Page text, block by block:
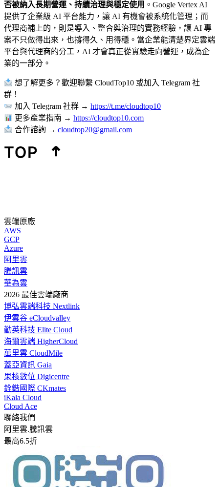
否被納入長期營運、持續治理與穩定使用 。Google Vertex AI
提供了企業級 AI 平台能力，讓 AI 有機會被系統化管理；而
代理商補上的，則是導入、整合與治理的實務經驗，讓 AI 專
案不只做得出來，也撐得久、用得穩。當企業能清楚界定雲端
平台與代理商的分工，AI 才會真正從實驗走向營運，成為企
業的一部分。
想了解更多？歡迎聯繫 CloudTop10 或加入 Telegram 社
群！
加入 Telegram 社群 →https://t.me/cloudtop10
更多產業指南 →https://cloudtop10.com
合作諮詢 →cloudtop20@gmail.com
雲端原廠
AWS
GCP
Azure
阿里雲
騰訊雲
華為雲
2026 最佳雲端廠商
博弘雲端科技 Nextlink
伊雲谷 eCloudvalley
勤英科技 Elite Cloud
海爾雲端 HigherCloud
萬里雲 CloudMile
蓋亞資訊 Gaia
果核數位 Digicentre
銓鍇國際 CKmates
iKala Cloud
Cloud Ace
聯絡我們
阿里雲.騰訊雲
最高6.5折